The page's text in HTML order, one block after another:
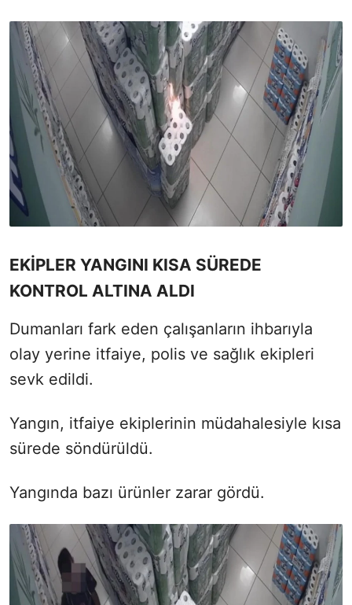
EKİPLER YANGINI KISA SÜREDE
KONTROL ALTINA ALDI
Dumanları fark eden çalışanların ihbarıyla
olay yerine itfaiye, polis ve sağlık ekipleri
sevk edildi.
Yangın, itfaiye ekiplerinin müdahalesiyle kısa
sürede söndürüldü.
Yangında bazı ürünler zarar gördü.